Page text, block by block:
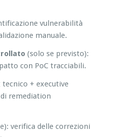
vulnerabilità
manuale.
(solo se previsto):
con PoC tracciabili.
+ executive
remediation
verifica delle correzioni